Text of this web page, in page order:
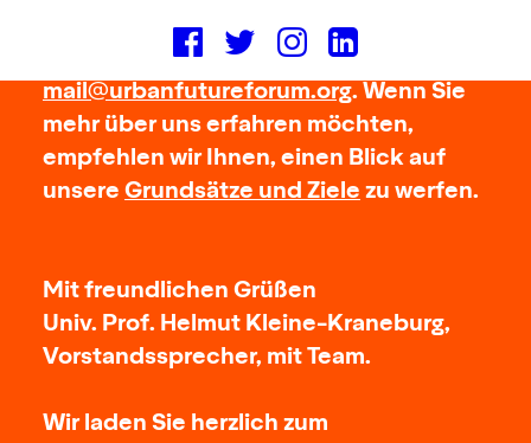
Newsletter erhalten möchten, senden
Sie uns bitte eine kurze E-Mail an
mail@urbanfutureforum.org. Wenn Sie
mehr über uns erfahren möchten,
empfehlen wir Ihnen, einen Blick auf
unsere Grundsätze und Ziele zu werfen.
Mit freundlichen Grüßen
Univ. Prof. Helmut Kleine-Kraneburg,
Vorstandssprecher, mit Team.
Wir laden Sie herzlich zum